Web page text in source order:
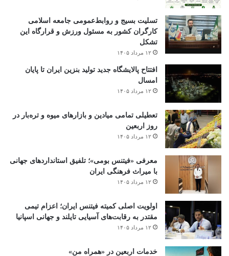
تسلیت بسیج و روابط‌عمومی جامعه اسلامی
کارگران کشور به مسئول ورزش و قرارگاه این
تشکل
۱۲ مرداد ۱۴۰۵
افتتاح ‌پالایشگاه جدید تولید بنزین ایران تا پایان
امسال
۱۲ مرداد ۱۴۰۵
تعطیلی تمامی میادین و بازارهای میوه و تره‌بار در
روز اربعین
۱۲ مرداد ۱۴۰۵
معرفی «فیتنس بومی»؛ تلفیق استانداردهای جهانی
با میراث فرهنگی ایران
۱۲ مرداد ۱۴۰۵
اولویت اصلی کمیته فیتنس ایران؛ اعزام تیمی
مقتدر به رقابت‌های آسیایی تایلند و جهانی اسپانیا
۱۲ مرداد ۱۴۰۵
خدمات اربعین در «همراه من»